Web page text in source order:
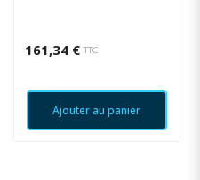
161,34 € TTC
Ajouter au panier